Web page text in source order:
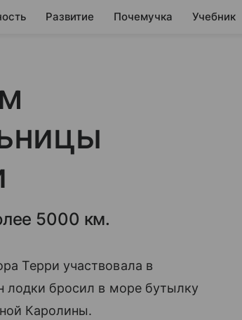
Развитие Почемучка Учебник
5000 км.
Терри участвовала в
лодки бросил в море бутылку
Каролины.